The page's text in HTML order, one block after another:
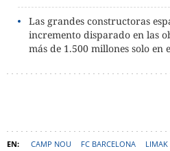
Las grandes constructoras
incremento disparado en las
más de 1.500 millones solo en
CAMP NOU FC BARCELONA LIMAK